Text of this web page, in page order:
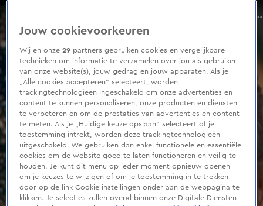
Prins William gaat meedoen met een bekend reisprogramma
Aflevering 271, Seizoen 2025
of
minutes,
21
seconds
Jouw cookievoorkeuren
Wij en onze29 partners gebruiken cookies en vergelijkbare
technieken om informatie te verzamelen over jou als gebruiker
van onze website(s), jouw gedrag en jouw apparaten. Als je
„Alle cookies accepteren” selecteert, worden
trackingtechnologieën ingeschakeld om onze advertenties en
content te kunnen personaliseren, onze producten en diensten
te verbeteren en om de prestaties van advertenties en content
te meten. Als je „Huidige keuze opslaan” selecteert of je
toestemming intrekt, worden deze trackingtechnologieën
uitgeschakeld. We gebruiken dan enkel functionele en essentiële
cookies om de website goed te laten functioneren en veilig te
houden. Je kunt dit menu op ieder moment opnieuw openen
om je keuzes te wijzigen of om je toestemming in te trekken
door op de link Cookie-instellingen onder aan de webpagina te
klikken. Je selecties zullen overal binnen onze Digitale Diensten